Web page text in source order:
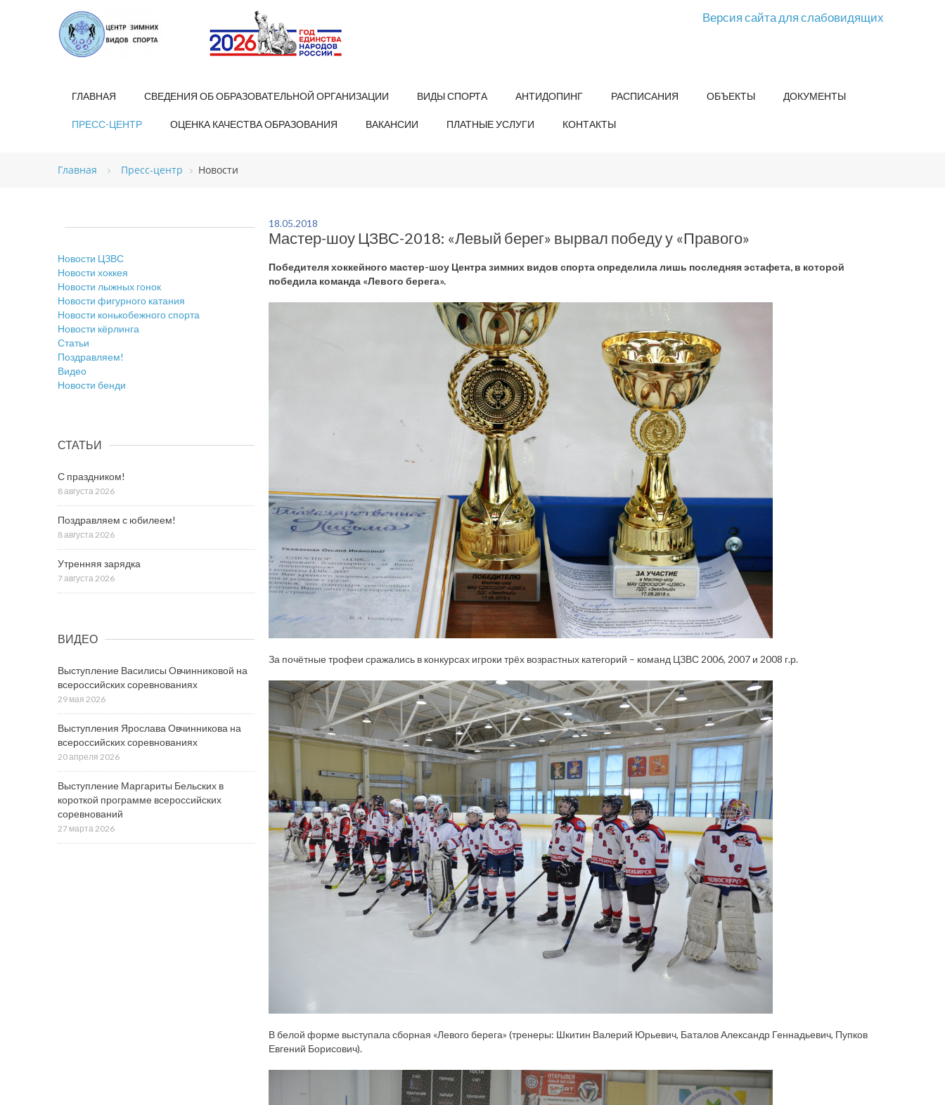
Версия сайта для слабовидящих
ГЛАВНАЯ СВЕДЕНИЯ ОБ ОБРАЗОВАТЕЛЬНОЙ ОРГАНИЗАЦИИ ВИДЫ СПОРТА АНТИДОПИНГ РАСПИСАНИЯ ОБЪЕКТЫ ДОКУМЕНТЫ
ПРЕСС-ЦЕНТР ОЦЕНКА КАЧЕСТВА ОБРАЗОВАНИЯ ВАКАНСИИ ПЛАТНЫЕ УСЛУГИ КОНТАКТЫ
Главная Пресс-центр Новости
18.05.2018
Мастер-шоу ЦЗВС-2018: «Левый берег» вырвал победу у «Правого»
Победителя хоккейного мастер-шоу Центра зимних видов спорта определила лишь последняя эстафета, в которой
победила команда «Левого берега».
За почётные трофеи сражались в конкурсах игроки трёх возрастных категорий – команд ЦЗВС 2006, 2007 и 2008 г.р.
В белой форме выступала сборная «Левого берега» (тренеры: Шкитин Валерий Юрьевич, Баталов Александр Геннадьевич, Пупков
Евгений Борисович).
Новости ЦЗВС
Новости хоккея
Новости лыжных гонок
Новости фигурного катания
Новости конькобежного спорта
Новости кёрлинга
Статьи
Поздравляем!
Видео
Новости бенди
СТАТЬИ
С праздником!
8 августа 2026
Поздравляем с юбилеем!
8 августа 2026
Утренняя зарядка
7 августа 2026
ВИДЕО
Выступление Василисы Овчинниковой на
всероссийских соревнованиях
29 мая 2026
Выступления Ярослава Овчинникова на
всероссийских соревнованиях
20 апреля 2026
Выступление Маргариты Бельских в
короткой программе всероссийских
соревнований
27 марта 2026